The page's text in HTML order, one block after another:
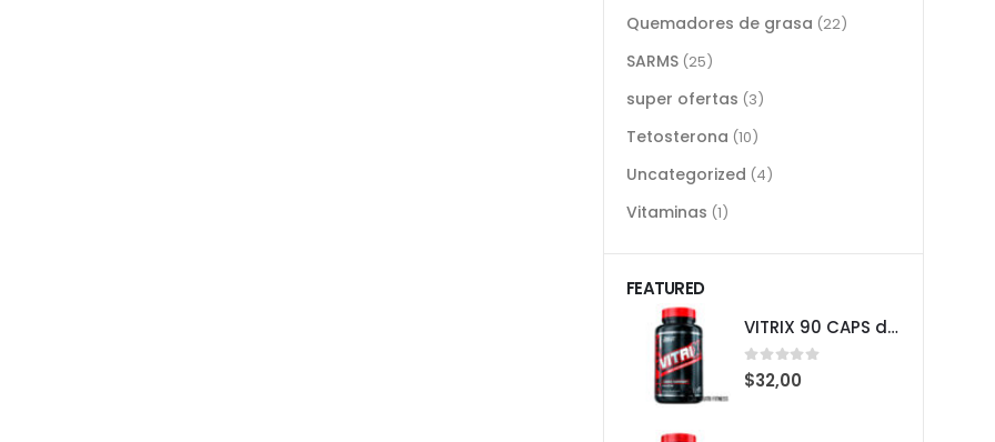
Quemadores de grasa (22)
SARMS (25)
super ofertas (3)
Tetosterona (10)
Uncategorized (4)
Vitaminas (1)
FEATURED
VITRIX 90 CAPS de Nutrex
0out of 5
$32,00